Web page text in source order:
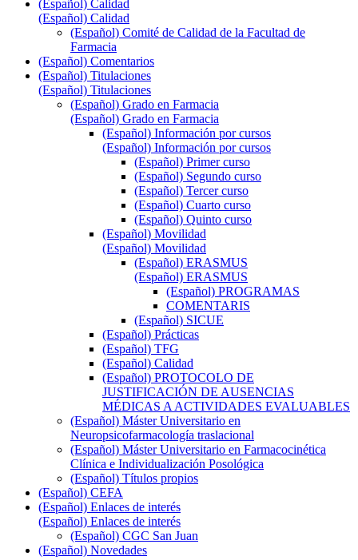
(Español) Calidad
(Español) Calidad
(Español) Comité de Calidad de la Facultad de
Farmacia
(Español) Comentarios
(Español) Titulaciones
(Español) Titulaciones
(Español) Grado en Farmacia
(Español) Grado en Farmacia
(Español) Información por cursos
(Español) Información por cursos
(Español) Primer curso
(Español) Segundo curso
(Español) Tercer curso
(Español) Cuarto curso
(Español) Quinto curso
(Español) Movilidad
(Español) Movilidad
(Español) ERASMUS
(Español) ERASMUS
(Español) PROGRAMAS
COMENTARIS
(Español) SICUE
(Español) Prácticas
(Español) TFG
(Español) Calidad
(Español) PROTOCOLO DE
JUSTIFICACIÓN DE AUSENCIAS
MÉDICAS A ACTIVIDADES EVALUABLES
(Español) Máster Universitario en
Neuropsicofarmacología traslacional
(Español) Máster Universitario en Farmacocinética
Clínica e Individualización Posológica
(Español) Títulos propios
(Español) CEFA
(Español) Enlaces de interés
(Español) Enlaces de interés
(Español) CGC San Juan
(Español) Novedades